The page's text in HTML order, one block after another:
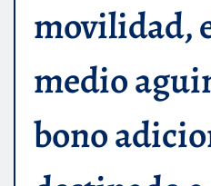
movilidad,
medio
bono